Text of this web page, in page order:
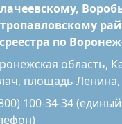
по
область,
площадь Ленина,
100-34-34